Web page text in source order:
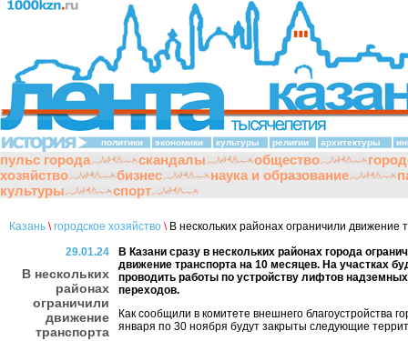
политики экономики культуры религии архитектуры
пульс города скандалы общество
хозяйство
бизнес наука и образование
культуры
спорт
Казань \ городское хозяйство \В нескольких районах ограничили движение
29.01.24
В нескольких
районах
ограничили
движение
транспорта
В Казани сразу в нескольких районах города
движение транспорта на 10 месяцев. На участках
проводить работы по устройству лифтов
переходов.
Как сообщили в комитете внешнего благоустройства
января по 30 ноября будут закрыты следующие